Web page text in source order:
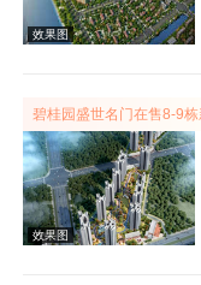
效果图
碧桂园盛世名门在售8-9栋